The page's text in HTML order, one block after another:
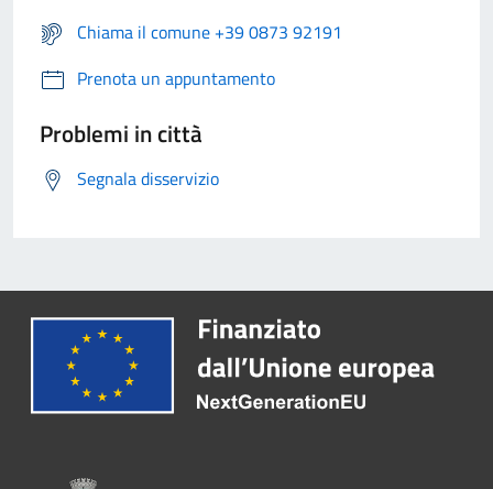
Chiama il comune +39 0873 92191
Prenota un appuntamento
Problemi in città
Segnala disservizio